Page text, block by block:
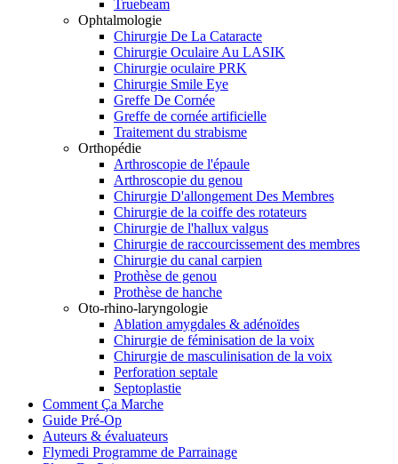
Truebeam
Ophtalmologie
Chirurgie De La Cataracte
Chirurgie Oculaire Au LASIK
Chirurgie oculaire PRK
Chirurgie Smile Eye
Greffe De Cornée
Greffe de cornée artificielle
Traitement du strabisme
Orthopédie
Arthroscopie de l'épaule
Arthroscopie du genou
Chirurgie D'allongement Des Membres
Chirurgie de la coiffe des rotateurs
Chirurgie de l'hallux valgus
Chirurgie de raccourcissement des membres
Chirurgie du canal carpien
Prothèse de genou
Prothèse de hanche
Oto-rhino-laryngologie
Ablation amygdales & adénoïdes
Chirurgie de féminisation de la voix
Chirurgie de masculinisation de la voix
Perforation septale
Septoplastie
Comment Ça Marche
Guide Pré-Op
Auteurs & évaluateurs
Flymedi Programme de Parrainage